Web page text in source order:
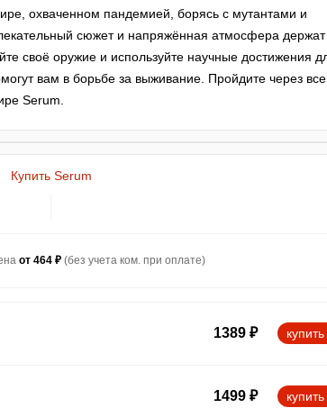
охваченном пандемией, борясь с мутантами и
сюжет и напряжённая атмосфера держат
своё оружие и используйте научные достижения
вам в борьбе за выживание. Пройдите через все
Serum.
Купить Serum
от 464 ₽ (без учета ком. при оплате)
1389 ₽ купить
1499 ₽ купить